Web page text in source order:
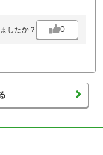
。
したか？ 0